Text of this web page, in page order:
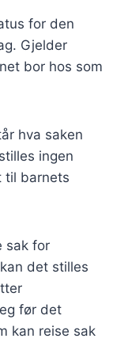
for den
Gjelder
bor hos som
hva saken
ingen
til barnets
sak for
det stilles
før det
kan reise sak